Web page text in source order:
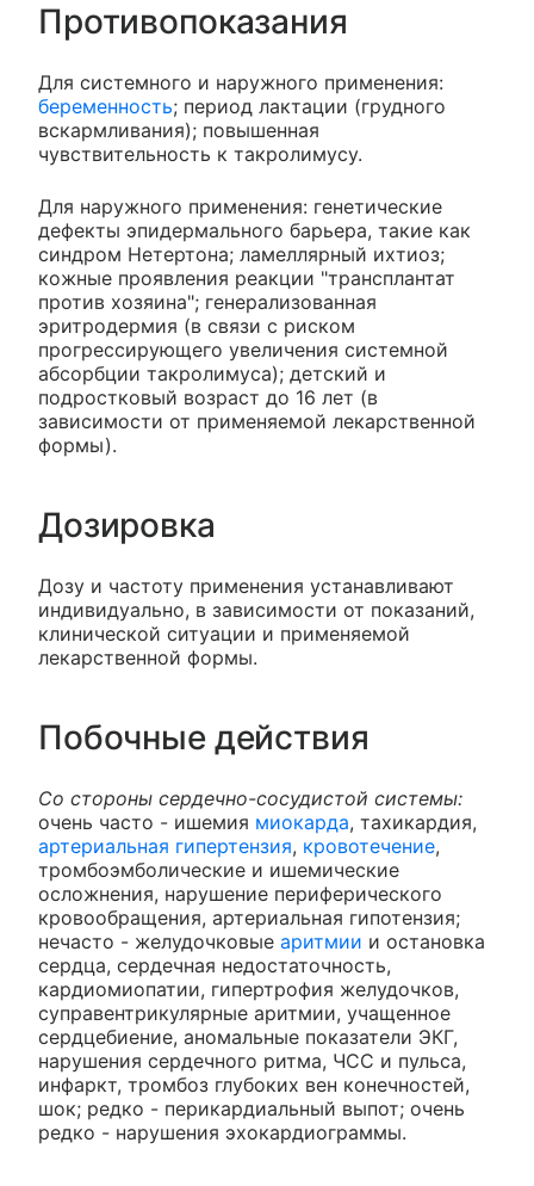
Противопоказания
Для системного и наружного применения:
беременность; период лактации (грудного
вскармливания); повышенная
чувствительность к такролимусу.
Для наружного применения: генетические
дефекты эпидермального барьера, такие как
синдром Нетертона; ламеллярный ихтиоз;
кожные проявления реакции "трансплантат
против хозяина"; генерализованная
эритродермия (в связи с риском
прогрессирующего увеличения системной
абсорбции такролимуса); детский и
подростковый возраст до 16 лет (в
зависимости от применяемой лекарственной
формы).
Дозировка
Дозу и частоту применения устанавливают
индивидуально, в зависимости от показаний,
клинической ситуации и применяемой
лекарственной формы.
Побочные действия
Со стороны сердечно-сосудистой системы:
очень часто - ишемия миокарда, тахикардия,
артериальная гипертензия, кровотечение,
тромбоэмболические и ишемические
осложнения, нарушение периферического
кровообращения, артериальная гипотензия;
нечасто - желудочковые аритмии и остановка
сердца, сердечная недостаточность,
кардиомиопатии, гипертрофия желудочков,
суправентрикулярные аритмии, учащенное
сердцебиение, аномальные показатели ЭКГ,
нарушения сердечного ритма, ЧСС и пульса,
инфаркт, тромбоз глубоких вен конечностей,
шок; редко - перикардиальный выпот; очень
редко - нарушения эхокардиограммы.